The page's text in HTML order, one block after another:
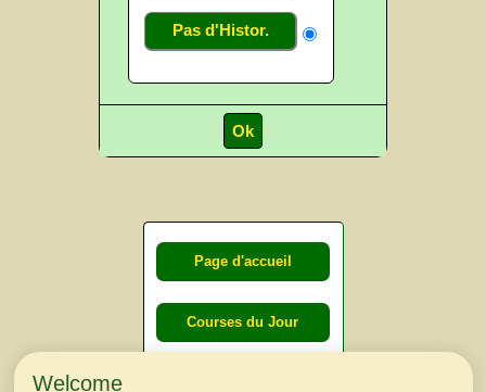
Pas d'Histor.
Page d'accueil
Courses du Jour
Welcome